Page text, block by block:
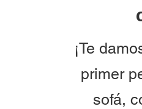
¡Te
primer
sofá,